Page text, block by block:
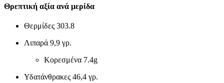
Θρεπτική αξία ανά μερίδα
Θερμίδες 303.8
Λιπαρά 9,9 γρ.
Κορεσμένα 7.4g
Υδατάνθρακες 46,4 γρ.